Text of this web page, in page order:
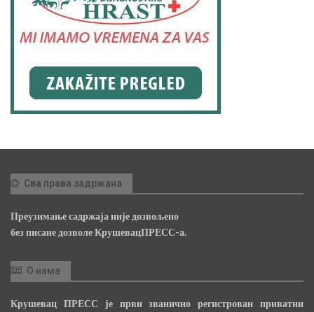
Сва права задржана
Преузимање садржаја није дозвољено
без писане дозволе КрушевацПРЕСС-а.
О нама
Крушевац ПРЕСС је први званично регистрован приватни